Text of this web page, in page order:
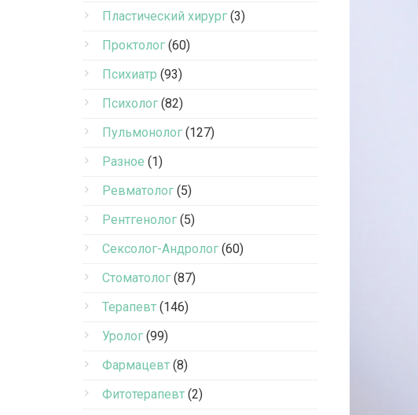
Пластический хирург (3)
Проктолог (60)
Психиатр (93)
Психолог (82)
Пульмонолог (127)
Разное (1)
Ревматолог (5)
Рентгенолог (5)
Сексолог-Андролог (60)
Стоматолог (87)
Терапевт (146)
Уролог (99)
Фармацевт (8)
Фитотерапевт (2)